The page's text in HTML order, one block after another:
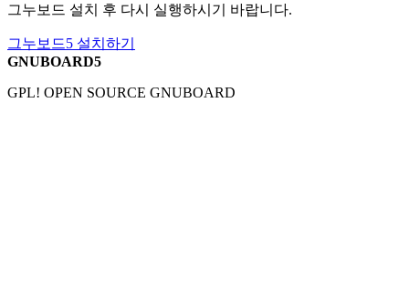
그누보드 설치 후 다시 실행하시기 바랍니다.
그누보드5 설치하기
GNUBOARD5
GPL! OPEN SOURCE GNUBOARD